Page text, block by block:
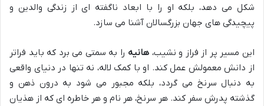
شکل می دهد، بلکه او را با ابعاد ناگفته ای از زندگی والدین و
پیچیدگی های جهان بزرگسالان آشنا می سازد.
این مسیر پر از فراز و نشیب، هانیه را به سمتی می برد که باید فراتر
از دانش معمولش عمل کند. او با کمک لاله، نه تنها در دنیای واقعی
به دنبال سرنخ می گردد، بلکه مجبور می شود به درون ذهن و
گذشته پدرش سفر کند. هر سرنخ، هر نام و هر خاطره ای که از هذیان